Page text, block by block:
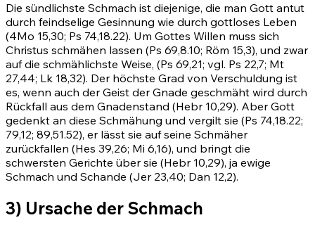
Die sündlichste Schmach ist diejenige, die man Gott antut
durch feindselige Gesinnung wie durch gottloses Leben
(4Mo 15,30; Ps 74,18.22). Um Gottes Willen muss sich
Christus schmähen lassen (Ps 69,8.10; Röm 15,3), und zwar
auf die schmählichste Weise, (Ps 69,21; vgl. Ps 22,7; Mt
27,44; Lk 18,32). Der höchste Grad von Verschuldung ist
es, wenn auch der Geist der Gnade geschmäht wird durch
Rückfall aus dem Gnadenstand (Hebr 10,29). Aber Gott
gedenkt an diese Schmähung und vergilt sie (Ps 74,18.22;
79,12; 89,51.52), er lässt sie auf seine Schmäher
zurückfallen (Hes 39,26; Mi 6,16), und bringt die
schwersten Gerichte über sie (Hebr 10,29), ja ewige
Schmach und Schande (Jer 23,40; Dan 12,2).
3) Ursache der Schmach